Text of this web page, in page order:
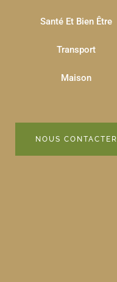
Santé Et Bien Être
Transport
Maison
NOUS CONTACTER